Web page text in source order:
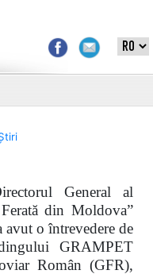
General al
din Moldova”
o întrevedere de
GRAMPET
Român (GFR),